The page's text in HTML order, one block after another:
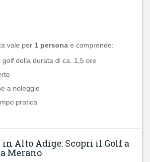
vale per 1 persona e comprende:
golf della durata di ca. 1,5 ore
a noleggio
pratica
in Alto Adige: Scopri il Golf a
Merano